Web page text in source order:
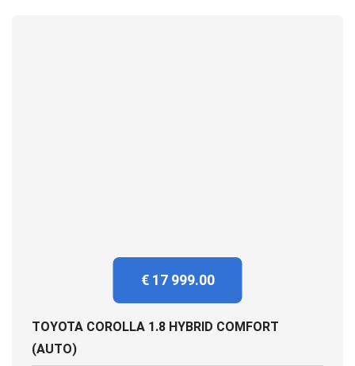
€ 17 999.00
TOYOTA COROLLA 1.8 HYBRID COMFORT
(AUTO)